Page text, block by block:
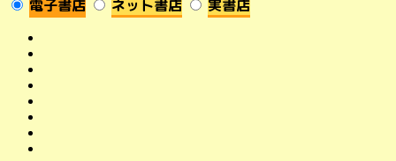
電子書店 ネット書店 実書店